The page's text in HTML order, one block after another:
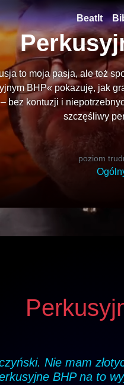
BeatIt
to moja pasja, ale też
BHP« pokazuję, jak
bez kontuzji i
szczęśliwy
poziom
Nie mam
BHP na to